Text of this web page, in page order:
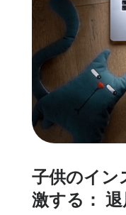
子供のイン
激する：